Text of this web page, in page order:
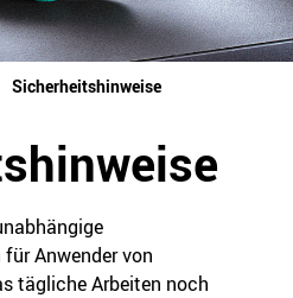
Sicherheitshinweise
Anwender von
tägliche Arbeiten noch